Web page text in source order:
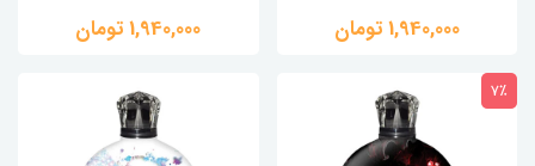
1,940,000 تومان 1,940,000 تومان
7٪